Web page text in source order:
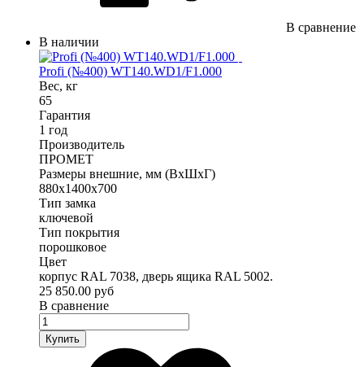
В сравнение
В наличии
Profi (№400) WT140.WD1/F1.000
Вес, кг
65
Гарантия
1 год
Производитель
ПРОМЕТ
Размеры внешние, мм (ВхШхГ)
880x1400x700
Тип замка
ключевой
Тип покрытия
порошковое
Цвет
корпус RAL 7038, дверь ящика RAL 5002.
25 850.00 руб
В сравнение
Купить